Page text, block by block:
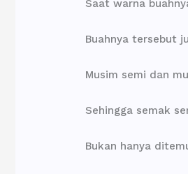
Saat warna
Buahnya tersebut
Musim semi dan
Sehingga semak
Bukan hanya